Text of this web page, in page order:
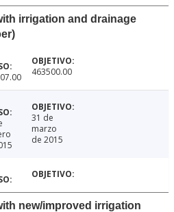
irrigation and drainage
463500.00
31 de
marzo
de 2015
new/improved irrigation